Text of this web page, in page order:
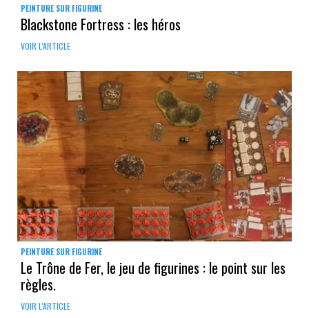
PEINTURE SUR FIGURINE
Blackstone Fortress : les héros
VOIR L'ARTICLE
PEINTURE SUR FIGURINE
Le Trône de Fer, le jeu de figurines : le point sur les
règles.
VOIR L'ARTICLE